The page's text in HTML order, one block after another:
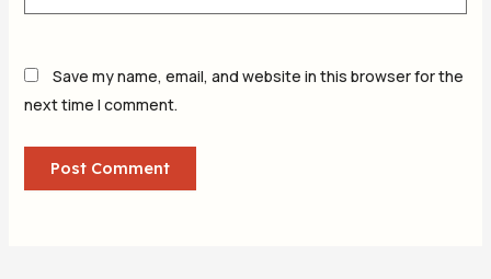
Save my name, email, and website in this browser for the
next time I comment.